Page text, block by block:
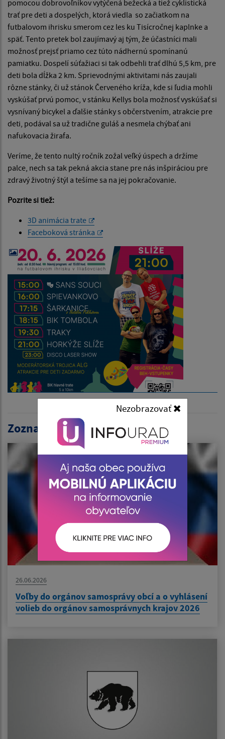
Nezobrazovať
pomocou dobrovoľníkov vytýčená bežecká a tiež cyklistická
trať pre deti a dospelých, ktorá viedla so začiatkom na
futbalovom ihrisku smerom cez les ku Tisícročnej kaplnke a
späť. Tento pretek bol zaujímavý aj tým, že účastníci mali
možnosť prejsť priamo cez túto nádhernú spomínanú
pamiatku. Dospelí súťažiaci si tak odbehli trať dlhú 5,5 km, pre
deti bola dĺžka 2 km. Sprievodnými aktivitami nás zaujali
rôzne stánky, či už stánok Červeného kríža, kde si ľudia mohli
vyskúšať prvú pomoc, v stánku Kellys bola možnosť vyskúšať si
vysnívaný bicykel a ďalšie stánky s občerstvením, atrakcie pre
deti, podával sa už tradične guláš a nesmela chýbať ani
nafukovacia žirafa.
Veríme, že tento nultý ročník zožal veľký úspech a držíme
palce, nech sa tak pekná akcia stane pre nás inšpiráciou pre
zdravý životný štýl a tešíme sa na jej pokračovanie.
Pozrite si tiež:
3D animácia trate
Faceboková stránka
Zoznam aktualít:
26.06.2026
Voľby do orgánov samosprávy obcí a o vyhlásení
volieb do orgánov samosprávnych krajov 2026